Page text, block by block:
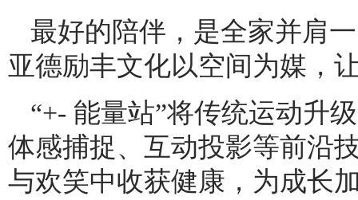
最好的陪伴，是全家并肩
亚德励丰文化以空间为媒，
“+- 能量站”将传统运动升
体感捕捉、互动投影等前沿
与欢笑中收获健康，为成长